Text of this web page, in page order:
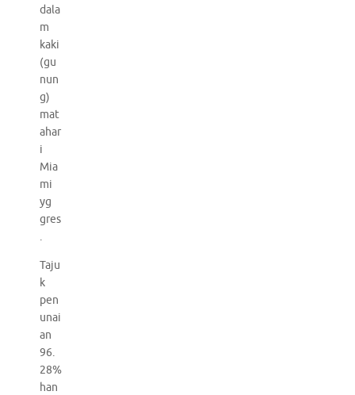
dala
m
kaki
(gu
nun
g)
mat
ahar
i
Mia
mi
yg
gres
.
Taju
k
pen
unai
an
96.
28%
han